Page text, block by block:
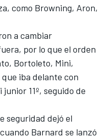
como Browning, Aron,
a cambiar
por lo que el orden
Bortoleto, Mini,
iba delante con
11º, seguido de
seguridad dejó el
Barnard se lanzó